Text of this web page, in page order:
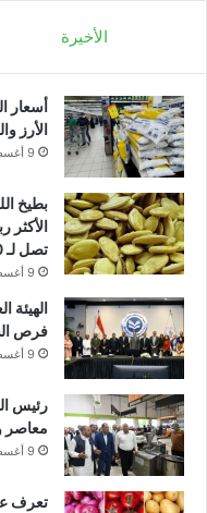
الأخيرة
أسعار
الأرز
9 أغسطس، 2026
بطيخ
الأكثر
تصل لـ 160 جنيهاً
9 أغسطس، 2026
الهيئة
فرص
9 أغسطس، 2026
معاصر
9 أغسطس، 2026
تعرف